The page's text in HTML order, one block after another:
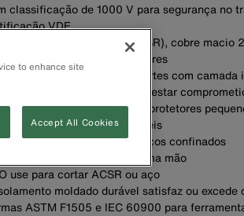
classificação de 1000 V para segurança no
VDE
até alumínio 4/0 (não ACSR), cobre macio
24 AWG de 100 pares
isolamento em três partes com camada
quando o isolamento pode estar
elegante e colorido com protetores
e armazenamento fáceis
para trabalhos em espaços confinados
e ação de corte com uma mão
use para cortar ACSR ou aço
moldado durável satisfaz ou excede
ASTM F1505 e IEC 60900 para
to enhance site
Accept All Cookies